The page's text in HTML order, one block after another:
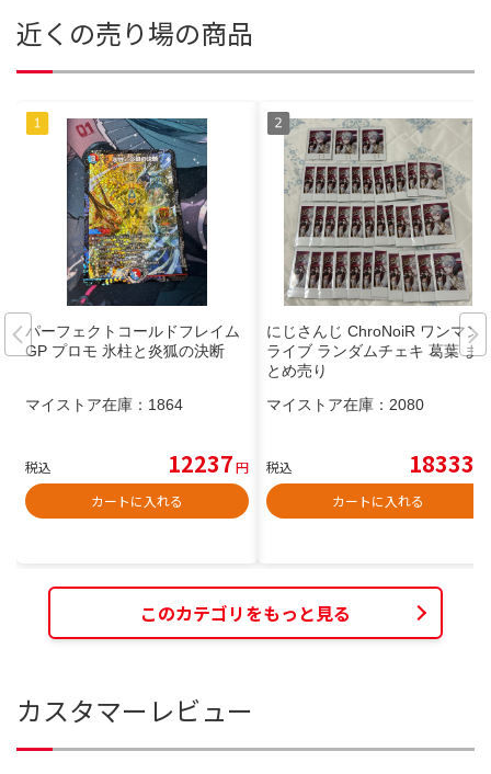
近くの売り場の商品
パーフェクトコールドフレイム
GP プロモ 氷柱と炎狐の決断
マイストア在庫： 1864
税込 12237円
カートに入れる
にじさんじ ChroNoiR ワンマン
ライブ ランダムチェキ 葛葉 ま
とめ売り
マイストア在庫： 2080
税込 18333
カートに入れる
このカテゴリをもっと見る
カスタマーレビュー